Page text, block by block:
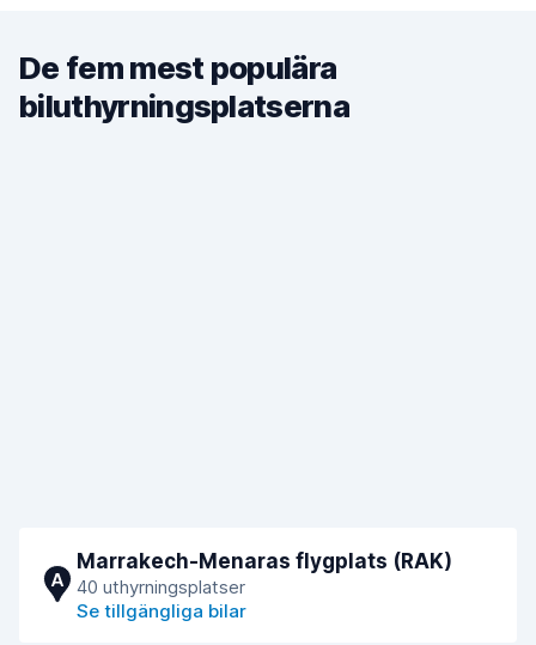
De fem mest populära
biluthyrningsplatserna
A
Marrakech-Menaras flygplats (RAK)
40 uthyrningsplatser
Se tillgängliga bilar